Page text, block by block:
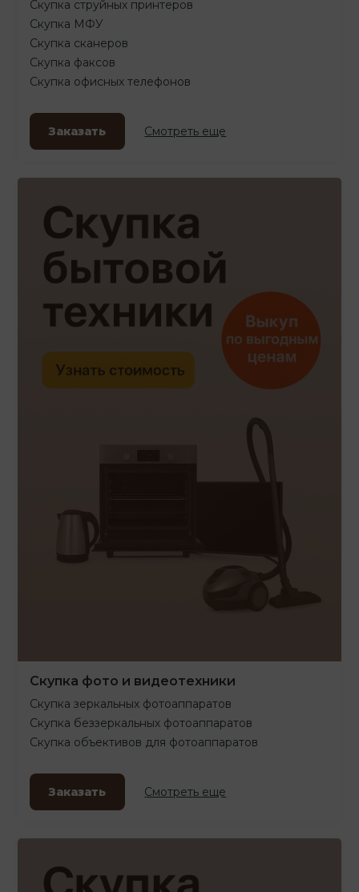
Скупка струйных принтеров
Скупка МФУ
Скупка сканеров
Скупка факсов
Скупка офисных телефонов
Заказать Смотреть еще
Скупка фото и видеотехники
Скупка зеркальных фотоаппаратов
Скупка беззеркальных фотоаппаратов
Скупка объективов для фотоаппаратов
Заказать Смотреть еще